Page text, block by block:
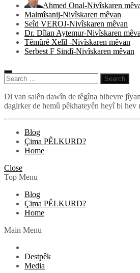
Ahmed Onal-Nivîskaren
Malmîsanij-Nivîskaren mêvan
Seîd VEROJ-Nivîskaren mêvan
Dr. Dîlan Aytemur-Nivîskaren
Têmûrê Xelîl -Nivîskaren mêvan
Serbest F Sindî-Nivîskaren mêvan
Search
for:
Pêlkurd
Di van salên dawîn de têgîna bihevre
dagirker de hemû pêkhateyên heyî bi hev
Blog
Çima PÊLKURD?
Home
Close
Top Menu
Blog
Çima PÊLKURD?
Home
Main Menu
Destpêk
Media